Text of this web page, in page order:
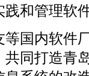
和管理软
国内软件
同打造青